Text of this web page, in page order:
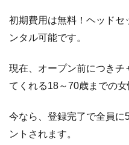
い
て
初期費用は無料！ヘッドセ
ンタル可能です。
現在、オープン前につきチ
てくれる18～70歳までの女
今なら、登録完了で全員
ントされます。